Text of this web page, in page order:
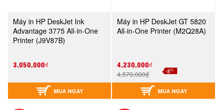
Máy in HP DeskJet Ink
Advantage 3775 All-in-One
Printer (J9V87B)
3,050,000₫
MUA NGAY
Máy in HP DeskJet GT 5820
All-in-One Printer (M2Q28A)
4,230,000₫
4,570,000₫ -8%
MUA NGAY